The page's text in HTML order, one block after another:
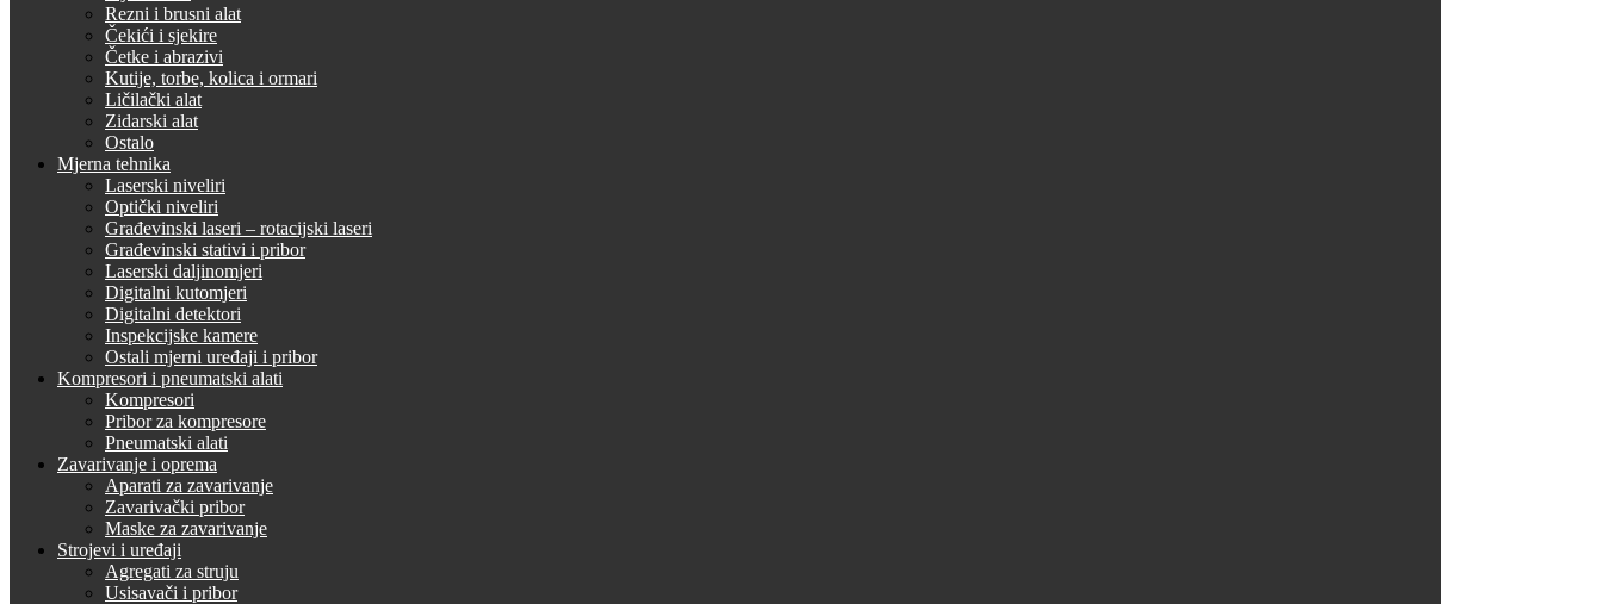
Rezni i brusni alat
Čekići i sjekire
Četke i abrazivi
Kutije, torbe, kolica i ormari
Ličilački alat
Zidarski alat
Ostalo
Mjerna tehnika
Laserski niveliri
Optički niveliri
Građevinski laseri – rotacijski laseri
Građevinski stativi i pribor
Laserski daljinomjeri
Digitalni kutomjeri
Digitalni detektori
Inspekcijske kamere
Ostali mjerni uređaji i pribor
Kompresori i pneumatski alati
Kompresori
Pribor za kompresore
Pneumatski alati
Zavarivanje i oprema
Aparati za zavarivanje
Zavarivački pribor
Maske za zavarivanje
Strojevi i uređaji
Agregati za struju
Usisavači i pribor